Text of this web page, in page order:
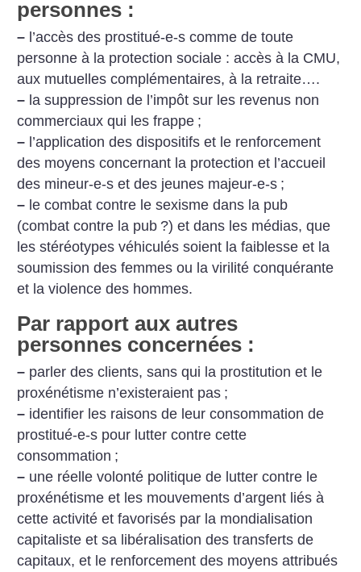
personnes :
– l’accès des prostitué-e-s comme de toute
personne à la protection sociale : accès à la CMU,
aux mutuelles complémentaires, à la retraite….
– la suppression de l’impôt sur les revenus non
commerciaux qui les frappe ;
– l’application des dispositifs et le renforcement
des moyens concernant la protection et l’accueil
des mineur-e-s et des jeunes majeur-e-s ;
– le combat contre le sexisme dans la pub
(combat contre la pub ?) et dans les médias, que
les stéréotypes véhiculés soient la faiblesse et la
soumission des femmes ou la virilité conquérante
et la violence des hommes.
Par rapport aux autres
personnes concernées :
– parler des clients, sans qui la prostitution et le
proxénétisme n’existeraient pas ;
– identifier les raisons de leur consommation de
prostitué-e-s pour lutter contre cette
consommation ;
– une réelle volonté politique de lutter contre le
proxénétisme et les mouvements d’argent liés à
cette activité et favorisés par la mondialisation
capitaliste et sa libéralisation des transferts de
capitaux, et le renforcement des moyens attribués